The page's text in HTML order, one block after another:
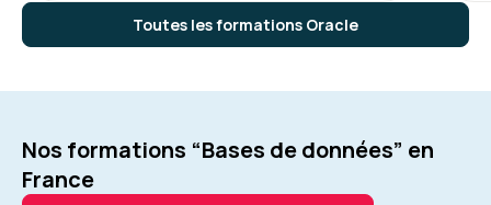
Toutes les formations Oracle
Nos formations “Bases de données” en
France